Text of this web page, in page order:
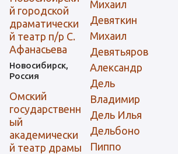
й городской
драматически
й театр п/р С.
Афанасьева
Новосибирск,
Россия
Омский
государственн
ый
академически
й театр драмы
Михаил
Девяткин
Михаил
Девятьяров
Александр
Дель
Владимир
Дель Илья
Дельбоно
Пиппо